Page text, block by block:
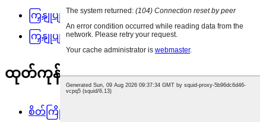
ကြှနျုပျတို့ကိုဆကျသှယျရနျ
ကြှနျုပျတို့အကွောငျး
ထုတ်ကုန်အမျိုးအစားများ
စိတ်ကြိုက် ချိတ်ကိရိယာများ